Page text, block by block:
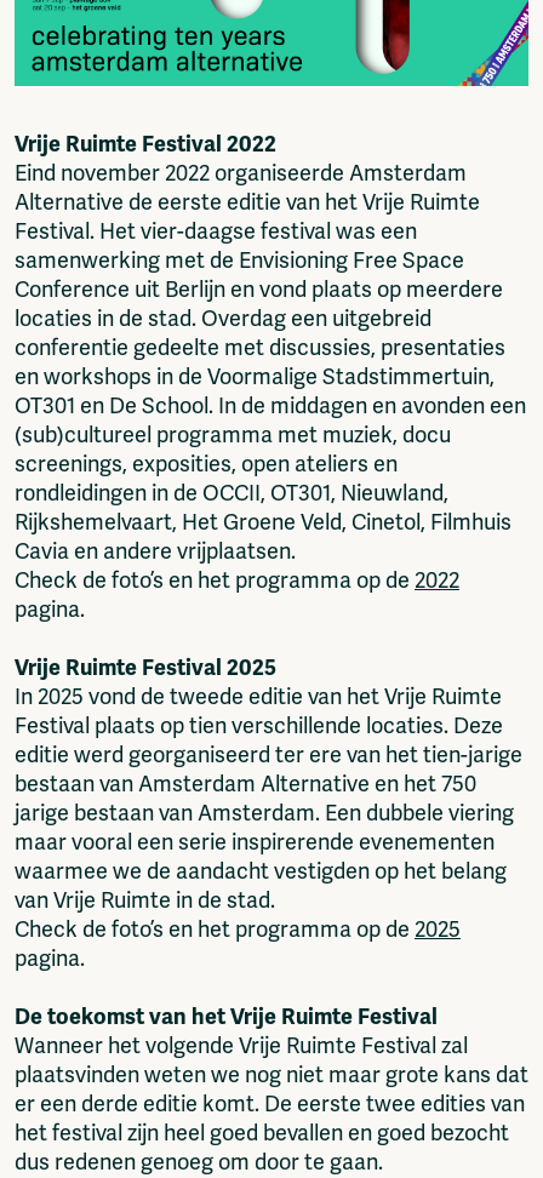
Vrije Ruimte Festival 2022
Eind november 2022 organiseerde Amsterdam
Alternative de eerste editie van het Vrije Ruimte
Festival. Het vier-daagse festival was een
samenwerking met de Envisioning Free Space
Conference uit Berlijn en vond plaats op meerdere
locaties in de stad. Overdag een uitgebreid
conferentie gedeelte met discussies, presentaties
en workshops in de Voormalige Stadstimmertuin,
OT301 en De School. In de middagen en avonden een
(sub)cultureel programma met muziek, docu
screenings, exposities, open ateliers en
rondleidingen in de OCCII, OT301, Nieuwland,
Rijkshemelvaart, Het Groene Veld, Cinetol, Filmhuis
Cavia en andere vrijplaatsen.
Check de foto’s en het programma op de 2022
pagina.
Vrije Ruimte Festival 2025
In 2025 vond de tweede editie van het Vrije Ruimte
Festival plaats op tien verschillende locaties. Deze
editie werd georganiseerd ter ere van het tien-jarige
bestaan van Amsterdam Alternative en het 750
jarige bestaan van Amsterdam. Een dubbele viering
maar vooral een serie inspirerende evenementen
waarmee we de aandacht vestigden op het belang
van Vrije Ruimte in de stad.
Check de foto’s en het programma op de 2025
pagina.
De toekomst van het Vrije Ruimte Festival
Wanneer het volgende Vrije Ruimte Festival zal
plaatsvinden weten we nog niet maar grote kans dat
er een derde editie komt. De eerste twee edities van
het festival zijn heel goed bevallen en goed bezocht
dus redenen genoeg om door te gaan.